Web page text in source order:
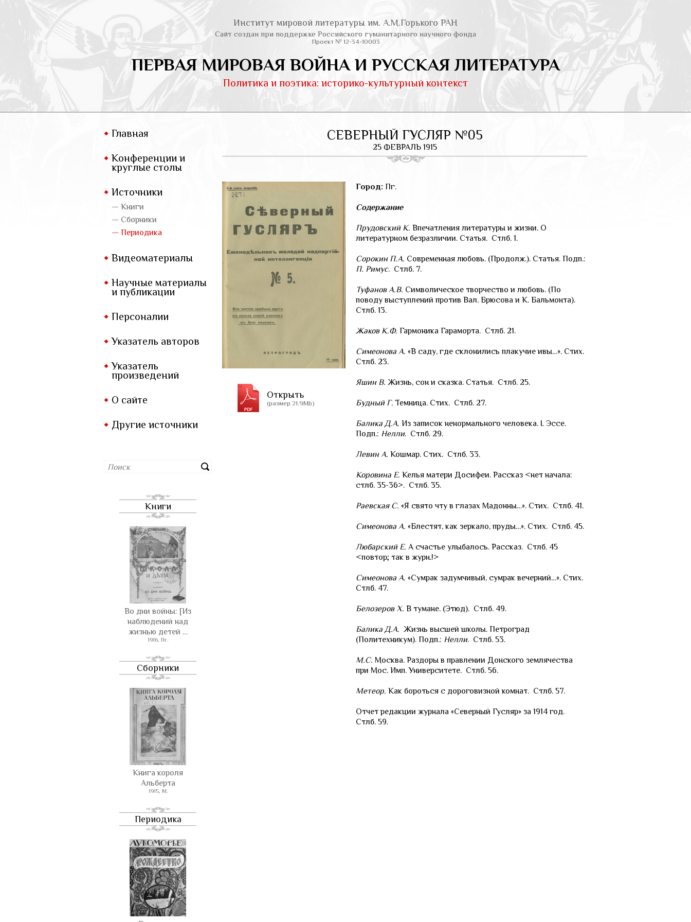
Институт мировой литературы им. А.М.Горького РАН
Сайт создан при поддержке Российского гуманитарного научного фонда
Проект № 12-34-10003
ПЕРВАЯ МИРОВАЯ ВОЙНА И РУССКАЯ ЛИТЕРАТУРА
Политика и поэтика: историко-культурный контекст
Главная
Конференции и
круглые столы
Источники
— Книги
— Сборники
— Периодика
Видеоматериалы
Научные материалы
и публикации
Персоналии
Указатель авторов
Указатель
произведений
О сайте
Другие источники
Книги
Во дни войны: [Из
наблюдений над
жизнью детей …
1916, Пг.
Сборники
Книга короля
Альберта
1915, М.
Периодика
СЕВЕРНЫЙ ГУСЛЯР №05
25 ФЕВРАЛЬ 1915
Открыть
(размер 21.9Mb)
Город: Пг.
Содержание
Прудовский К. Впечатления литературы и жизни. О
литературном безразличии. Статья. Стлб. 1.
Сорокин П.А. Современная любовь. (Продолж.). Статья. Подп.:
П. Римус. Стлб. 7.
Туфанов А.В. Символическое творчество и любовь. (По
поводу выступлений против Вал. Брюсова и К. Бальмонта).
Стлб. 13.
Жаков К.Ф. Гармоника Гараморта. Стлб. 21.
Симеонова А. «В саду, где склонились плакучие ивы…». Стих.
Стлб. 23.
Яшин В. Жизнь, сон и сказка. Статья. Стлб. 25.
Будный Г. Темница. Стих. Стлб. 27.
Балика Д.А. Из записок ненормального человека. I. Эссе.
Подп.: Нелли. Стлб. 29.
Левин А. Кошмар. Стих. Стлб. 33.
Коровина Е. Келья матери Досифеи. Рассказ <нет начала:
стлб. 35-36>. Стлб. 35.
Раевская С. «Я свято чту в глазах Мадонны…». Стих. Стлб. 41.
Симеонова А. «Блестят, как зеркало, пруды…». Стих. Стлб. 45.
Любарский Е. А счастье улыбалось. Рассказ. Стлб. 45
<повтор; так в журн.!>
Симеонова А. «Сумрак задумчивый, сумрак вечерний…». Стих.
Стлб. 47.
Белозеров Х. В тумане. (Этюд). Стлб. 49.
Балика Д.А. Жизнь высшей школы. Петроград
(Политехникум). Подп.: Нелли. Стлб. 53.
М.С. Москва. Раздоры в правлении Донского землячества
при Мос. Имп. Университете. Стлб. 56.
Метеор. Как бороться с дороговизной комнат. Стлб. 57.
Отчет редакции журнала «Северный Гусляр» за 1914 год.
Стлб. 59.